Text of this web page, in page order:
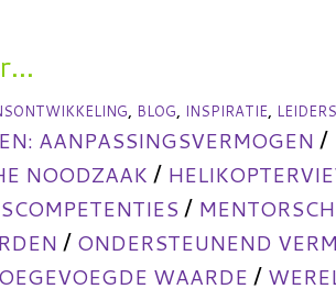
, BLOG, INSPIRATIE,
AANPASSINGSVERMOGEN /
NOODZAAK /
/
/ ONDERSTEUNEND
WAARDE /